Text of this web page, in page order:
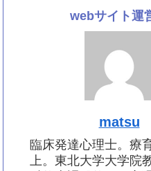
webサイト運
matsu
臨床発達心理士。療
上。東北大学大学院